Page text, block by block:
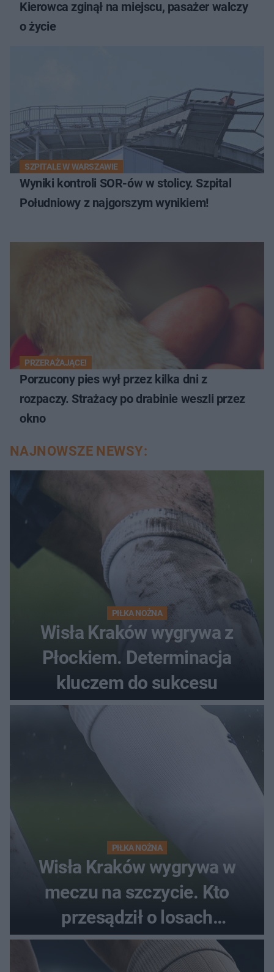
Kierowca zginął na miejscu, pasażer walczy
o życie
SZPITALE W WARSZAWIE
Wyniki kontroli SOR-ów w stolicy. Szpital
Południowy z najgorszym wynikiem!
PRZERAŻAJĄCE!
Porzucony pies wył przez kilka dni z
rozpaczy. Strażacy po drabinie weszli przez
okno
NAJNOWSZE NEWSY:
PIŁKA NOŻNA
Wisła Kraków wygrywa z
Płockiem. Determinacja
kluczem do sukcesu
PIŁKA NOŻNA
Wisła Kraków wygrywa w
meczu na szczycie. Kto
przesądził o losach
spotkania?